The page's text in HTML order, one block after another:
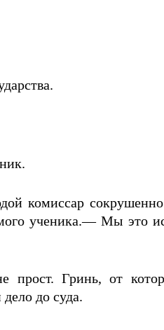
комиссар
ученика.— Мы это
Гринь, от
до суда.